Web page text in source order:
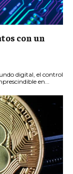
con un
digital, el control
en...